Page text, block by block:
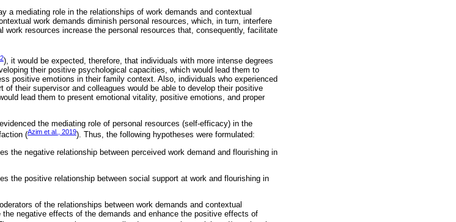
a mediating role in the relationships of work demands and contextual
work demands diminish personal resources, which, in turn, interfere
resources increase the personal resources that, consequently, facilitate
), it would be expected, therefore, that individuals with more intense degrees
their positive psychological capacities, which would lead them to
positive emotions in their family context. Also, individuals who experienced
their supervisor and colleagues would be able to develop their positive
lead them to present emotional vitality, positive emotions, and proper
the mediating role of personal resources (self-efficacy) in the
(Azim et al., 2019). Thus, the following hypotheses were formulated:
the negative relationship between perceived work demand and flourishing in
the positive relationship between social support at work and flourishing in
of the relationships between work demands and contextual
negative effects of the demands and enhance the positive effects of